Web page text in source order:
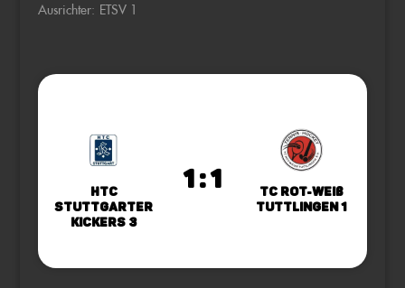
Ausrichter: ETSV 1
HTC
Stuttgarter
Kickers 3
1 : 1
TC Rot-Weiß
Tuttlingen 1